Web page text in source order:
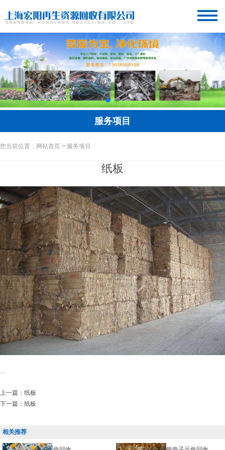
服务项目
您当前位置：网站首页 > 服务项目
纸板
上一篇： 纸板
下一篇： 纸板
相关推荐